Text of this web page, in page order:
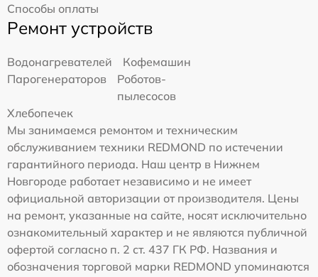
Способы оплаты
Ремонт устройств
Водонагревателей
Кофемашин
Парогенераторов
Роботов-
пылесосов
Хлебопечек
Мы занимаемся ремонтом и техническим
обслуживанием техники REDMOND по истечении
гарантийного периода. Наш центр в Нижнем
Новгороде работает независимо и не имеет
официальной авторизации от производителя. Цены
на ремонт, указанные на сайте, носят исключительно
ознакомительный характер и не являются публичной
офертой согласно п. 2 ст. 437 ГК РФ. Названия и
обозначения торговой марки REDMOND упоминаются